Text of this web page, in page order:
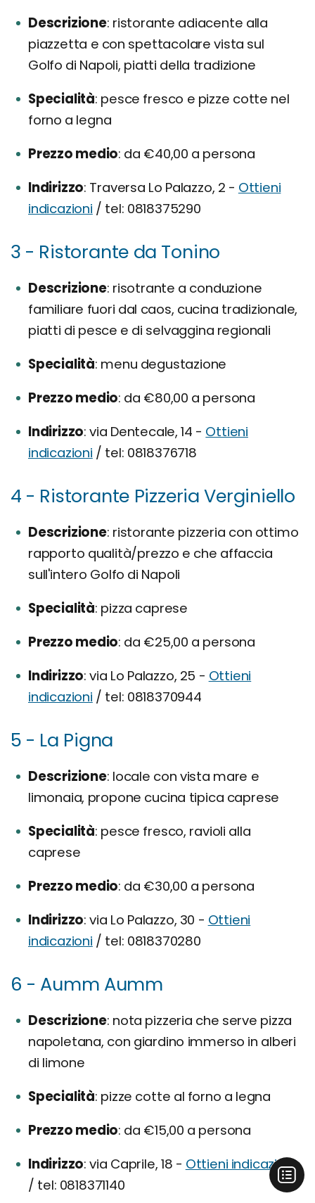
Descrizione ristorante adiacente alla
piazzetta e con spettacolare vista sul
Golfo di Napoli, piatti della tradizione
Specialità pesce fresco e pizze cotte nel
forno a legna
Prezzo medio da €40,00 a persona
Indirizzo Traversa Lo Palazzo, 2 - Ottieni
indicazioni / tel: 0818375290
3 - Ristorante da Tonino
Descrizione risotrante a conduzione
familiare fuori dal caos, cucina tradizionale,
piatti di pesce e di selvaggina regionali
Specialità menu degustazione
Prezzo medio da €80,00 a persona
Indirizzo via Dentecale, 14 - Ottieni
indicazioni / tel: 0818376718
4 - Ristorante Pizzeria Verginiello
Descrizione ristorante pizzeria con ottimo
rapporto qualità/prezzo e che affaccia
sull'intero Golfo di Napoli
Specialità pizza caprese
Prezzo medio da €25,00 a persona
Indirizzo via Lo Palazzo, 25 - Ottieni
indicazioni / tel: 0818370944
5 - La Pigna
Descrizione locale con vista mare e
limonaia, propone cucina tipica caprese
Specialità pesce fresco, ravioli alla
caprese
Prezzo medio da €30,00 a persona
Indirizzo via Lo Palazzo, 30 - Ottieni
indicazioni / tel: 0818370280
6 - Aumm Aumm
Descrizione nota pizzeria che serve pizza
napoletana, con giardino immerso in alberi
di limone
Specialità pizze cotte al forno a legna
Prezzo medio da €15,00 a persona
Indirizzo via Caprile, 18 - Ottieni indicazioni
/ tel: 0818371140